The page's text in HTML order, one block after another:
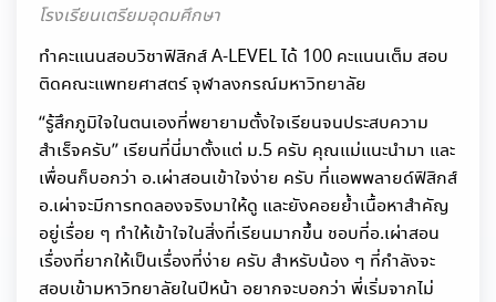
โรงเรียนเตรียมอุดมศึกษา
ทำคะแนนสอบวิชาฟิสิกส์ A-LEVEL ได้ 100 คะแนนเต็ม สอบ
ติดคณะแพทยศาสตร์ จุฬาลงกรณ์มหาวิทยาลัย
“รู้สึกภูมิใจในตนเองที่พยายามตั้งใจเรียนจนประสบความ
สำเร็จครับ” เรียนที่นี่มาตั้งแต่ ม.5 ครับ คุณแม่แนะนำมา และ
เพื่อนก็บอกว่า อ.เผ่าสอนเข้าใจง่าย ครับ ที่แอพพลายด์ฟิสิกส์
อ.เผ่าจะมีการทดลองจริงมาให้ดู และยังคอยย้ำเนื้อหาสำคัญ
อยู่เรื่อย ๆ ทำให้เข้าใจในสิ่งที่เรียนมากขึ้น ชอบที่อ.เผ่าสอน
เรื่องที่ยากให้เป็นเรื่องที่ง่าย ครับ สำหรับน้อง ๆ ที่กำลังจะ
สอบเข้ามหาวิทยาลัยในปีหน้า อยากจะบอกว่า พี่เริ่มจากไม่